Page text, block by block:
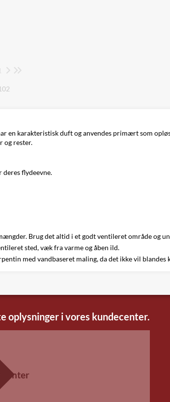
karakteristisk duft og anvendes primært som
og rester.
flydeevne.
Brug det altid i et godt ventileret område og
sted, væk fra varme og åben ild.
med vandbaseret maling, da det ikke vil blandes
oplysninger i vores kundecenter.